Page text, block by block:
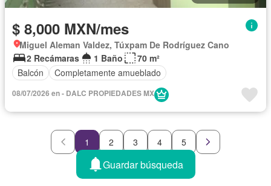
$ 8,000 MXN/mes
Miguel Aleman Valdez, Túxpam De Rodríguez Cano
2 Recámaras
1 Baño
70 m²
Balcón
Completamente amueblado
08/07/2026 en - DALC PROPIEDADES MX
1 2 3 4 5
Guardar búsqueda